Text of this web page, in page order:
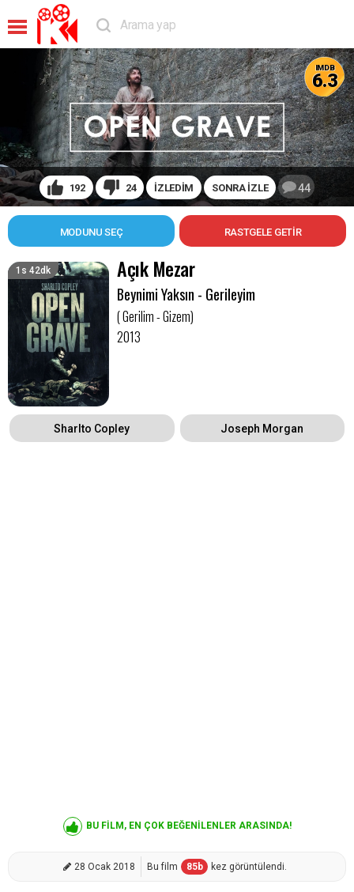
192 24 İZLEDİM SONRA İZLE 44
MODUNU SEÇ
1s 42dk
IMDB
6.3
Açık Mezar
Beynimi Yaksın - Gerileyim
( Gerilim - Gizem)
2013
Sharlto Copley Joseph Morgan
BU FİLM, EN ÇOK BEĞENİLENLER ARASINDA!
28 Ocak 2018 Bu film 85b kez görüntülendi.